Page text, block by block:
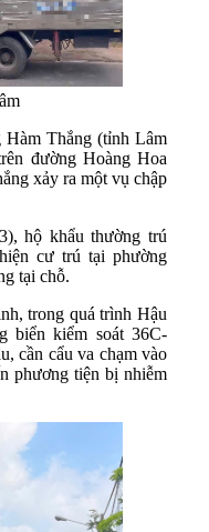
Thắng (tỉnh Lâm
đường Hoàng Hoa
xảy ra một vụ chập
hộ khẩu thường trú
cư trú tại phường
tại chỗ.
trong quá trình Hậu
biển kiểm soát 36C-
cần cẩu va chạm vào
phương tiện bị nhiễm